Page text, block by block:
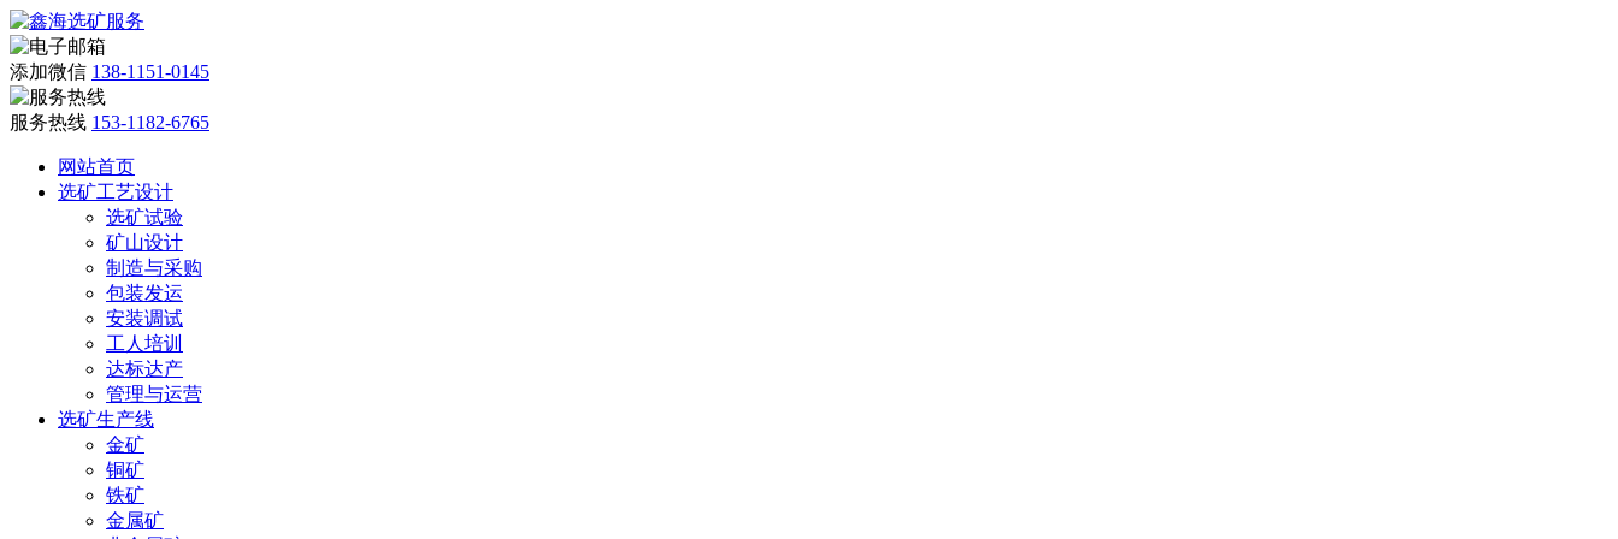
添加微信 138-1151-0145
服务热线 153-1182-6765
网站首页
选矿工艺设计
选矿试验
矿山设计
制造与采购
包装发运
安装调试
工人培训
达标达产
管理与运营
选矿生产线
金矿
铜矿
铁矿
金属矿